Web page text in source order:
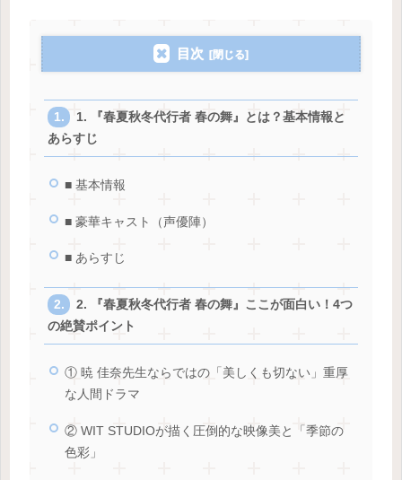
目次
1. 『春夏秋冬代行者 春の舞』とは？基本情報と
あらすじ
■ 基本情報
■ 豪華キャスト（声優陣）
■ あらすじ
2. 『春夏秋冬代行者 春の舞』ここが面白い！4つ
の絶賛ポイント
① 暁 佳奈先生ならではの「美しくも切ない」重厚
な人間ドラマ
② WIT STUDIOが描く圧倒的な映像美と「季節の
色彩」